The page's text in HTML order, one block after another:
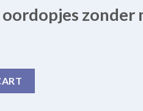
zonder